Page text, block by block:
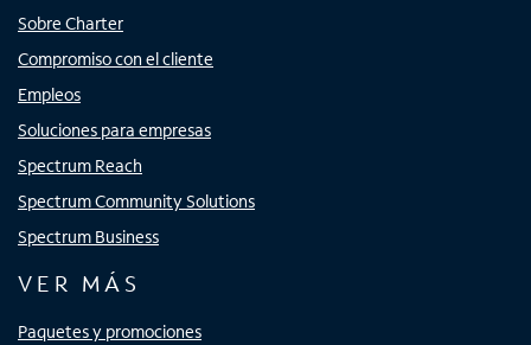
Sobre Charter
Compromiso con el cliente
Empleos
Soluciones para empresas
Spectrum Reach
Spectrum Community Solutions
Spectrum Business
VER MÁS
Paquetes y promociones